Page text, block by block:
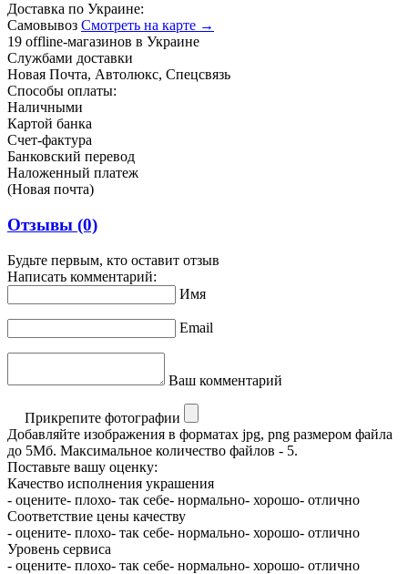
Доставка по Украине:
Самовывоз Смотреть на карте →
19 offline-магазинов в Украине
Службами доставки
Новая Почта, Автолюкс, Спецсвязь
Способы оплаты:
Наличными
Картой банка
Счет-фактура
Банковский перевод
Наложенный платеж
(Новая почта)
Отзывы (0)
Будьте первым, кто оставит отзыв
Написать комментарий:
Имя
Email
Ваш комментарий
Прикрепите фотографии
Добавляйте изображения в форматах jpg, png размером файла
до 5Мб. Максимальное количество файлов - 5.
Поставьте вашу оценку:
Качество исполнения украшения
- оцените- плохо- так себе- нормально- хорошо- отлично
Соответствие цены качеству
- оцените- плохо- так себе- нормально- хорошо- отлично
Уровень сервиса
- оцените- плохо- так себе- нормально- хорошо- отлично